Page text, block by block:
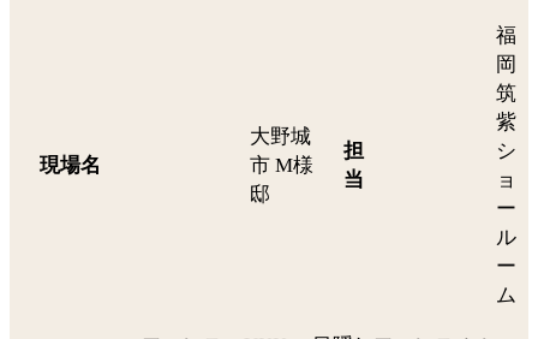
現場名
大野城
市 M様
邸
担
当
福
岡
筑
紫
シ
ョ
ー
ル
ー
ム